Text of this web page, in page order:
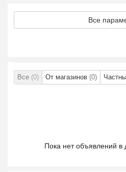
Все
Все (0) От магазинов (0)
Пока нет объявлений в